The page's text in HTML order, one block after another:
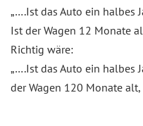
„….Ist das Auto ein halbes
Ist der Wagen 12 Monate
Richtig wäre:
„….Ist das Auto ein halbes
der Wagen 120 Monate